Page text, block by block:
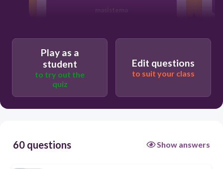
likas
Play as a
student
to try out the
quiz
Edit questions
to suit your class
60 questions Show answers